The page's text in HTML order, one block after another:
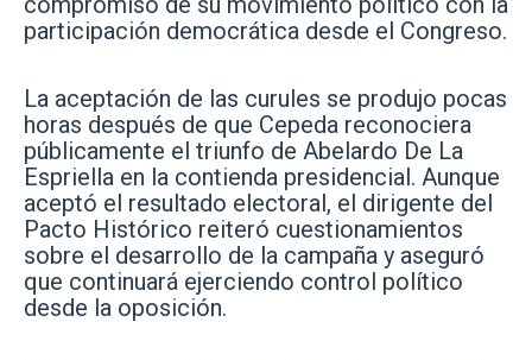
participación democrática desde el Congreso.
La aceptación de las curules se produjo pocas
horas después de que Cepeda reconociera
públicamente el triunfo de Abelardo De La
Espriella en la contienda presidencial. Aunque
aceptó el resultado electoral, el dirigente del
Pacto Histórico reiteró cuestionamientos
sobre el desarrollo de la campaña y aseguró
que continuará ejerciendo control político
desde la oposición.